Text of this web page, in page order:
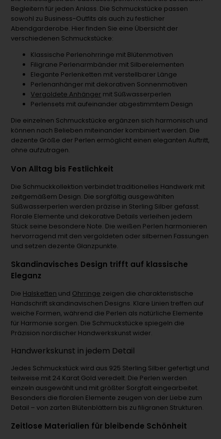
Begleitern für jeden Anlass. Die Schmuckstücke passen
sowohl zu Business-Outfits als auch zu festlicher
Abendgarderobe. Hier finden Sie eine Übersicht der
verschiedenen Schmuckstücke:
Klassische Perlenohrringe mit Blütenmotiven
Filigrane Perlenarmbänder mit Silberelementen
Elegante Perlenketten mit verstellbarer Länge
Perlenanhänger mit dekorativen Sonnenmotiven
Vergoldete Anhänger mit Süßwasserperlen
Perlensets mit aufeinander abgestimmtem Design
Die einzelnen Schmuckstücke ergänzen sich harmonisch und
können nach Belieben miteinander kombiniert werden. Die
dezente Größe der Perlen ermöglicht einen eleganten Auftritt,
ohne aufzutragen.
Von Alltag bis Festlichkeit
Die Schmuckkollektion verbindet traditionelles Handwerk mit
zeitgemäßem Design. Die sorgfältig ausgewählten
Süßwasserperlen werden präzise in Sterling Silber gefasst.
Florale Elemente und dekorative Details verleihen jedem
Stück seine besondere Note. Die weißen Perlen harmonieren
hervorragend mit den vergoldeten oder silbernen Fassungen
und setzen dezente Glanzpunkte.
Skandinavisches Design trifft auf klassische
Eleganz
Die Halsketten und Ohrringe zeigen die charakteristische
Handschrift skandinavischen Designs. Klare Linien treffen auf
weiche Formen, während die Perlen als natürliche Elemente
für Harmonie sorgen. Die Schmuckstücke spiegeln die
Präzision nordischer Handwerkskunst wider.
Handwerkskunst in jedem Detail
Jedes Schmuckstück wird aus 925 Sterling Silber gefertigt und
teilweise mit 24 Karat Gold veredelt. Die Perlen werden
einzeln ausgewählt und mit größter Sorgfalt eingearbeitet.
Besonders die floralen Elemente zeugen von der Liebe zum
Detail – von zarten Blütenblättern bis zu filigranen Strukturen.
Zeitlose Materialien für bleibende Schönheit